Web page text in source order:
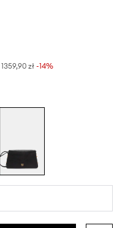
1359,90 zł -14%